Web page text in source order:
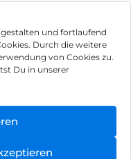
und fortlaufend
Durch die weitere
von Cookies zu.
Du in unserer